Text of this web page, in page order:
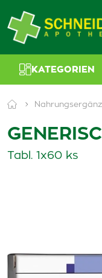
KATEGORIEN
Tabl. 1x60 ks